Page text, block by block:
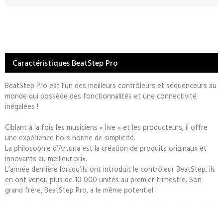
Caractéristiques BeatStep Pro
BeatStep Pro est l’un des meilleurs contrôleurs et séquenceurs au
monde qui possède des fonctionnalités et une connectivité
inégalées !
Ciblant à la fois les musiciens « live » et les producteurs, il offre
une expérience hors norme de simplicité.
La philosophie d’Arturia est la création de produits originaux et
innovants au meilleur prix.
L’année dernière lorsqu’ils ont introduit le contrôleur BeatStep, ils
en ont vendu plus de 10 000 unités au premier trimestre. Son
grand frère, BeatStep Pro, a le même potentiel !